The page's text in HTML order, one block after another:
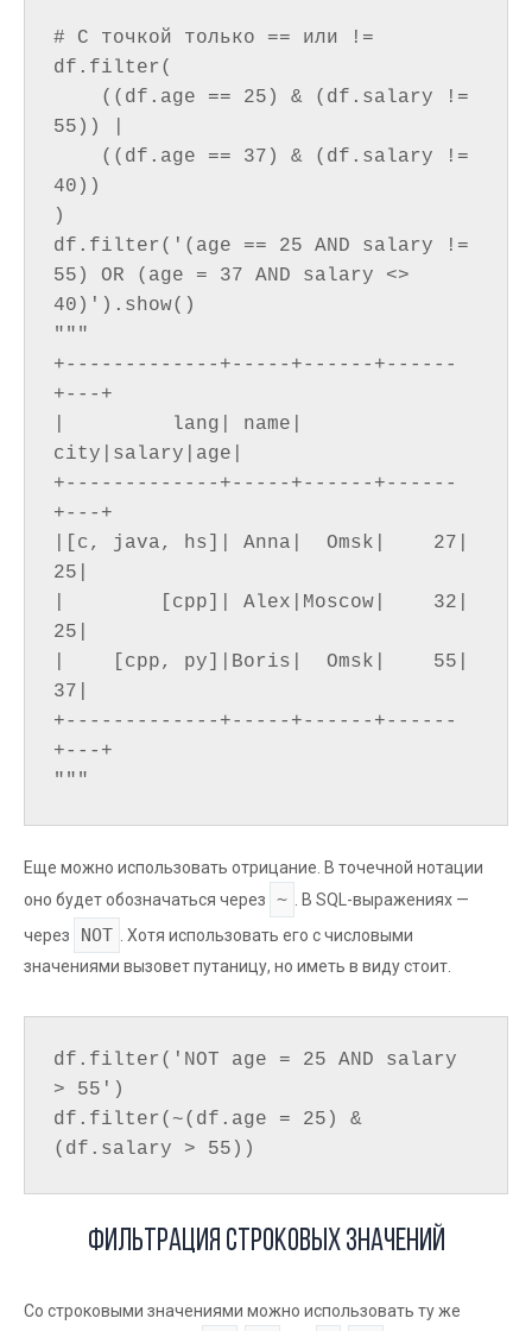
# С точкой только == или !=
df.filter(
55)) |
40))
)
df.filter('(age == 25 AND salary !=
55) OR (age = 37 AND salary <>
40)').show()
"""
+-------------+-----+------+------
+---+
|         lang| name|
city|salary|age|
+-------------+-----+------+------
+---+
|[c, java, hs]| Anna|  Omsk|    27|
25|
|        [cpp]| Alex|Moscow|    32|
25|
|    [cpp, py]|Boris|  Omsk|    55|
37|
+-------------+-----+------+------
+---+
Еще можно использовать отрицание. В точечной нотации
оно будет обозначаться через
~ . В SQL-выражениях —
через
NOT . Хотя использовать его с числовыми
значениями вызовет путаницу, но иметь в виду стоит.
df.filter('NOT age = 25 AND salary
> 55')
df.filter(~(df.age = 25) &
Фильтрация строковых значений
Со строковыми значениями можно использовать ту же